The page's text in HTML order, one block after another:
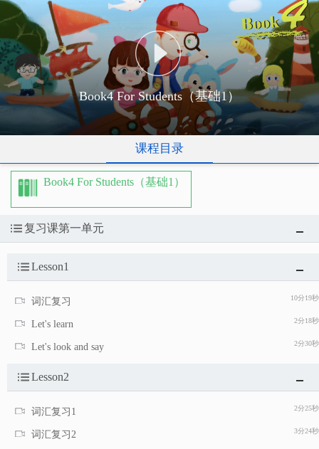
Book4 For Students（基础1）
课程目录
Book4 For Students（基础1）
复习课第一单元
Lesson1
10分19秒
词汇复习
2分18秒
Let's learn
2分30秒
Let's look and say
Lesson2
2分25秒
词汇复习1
3分24秒
词汇复习2